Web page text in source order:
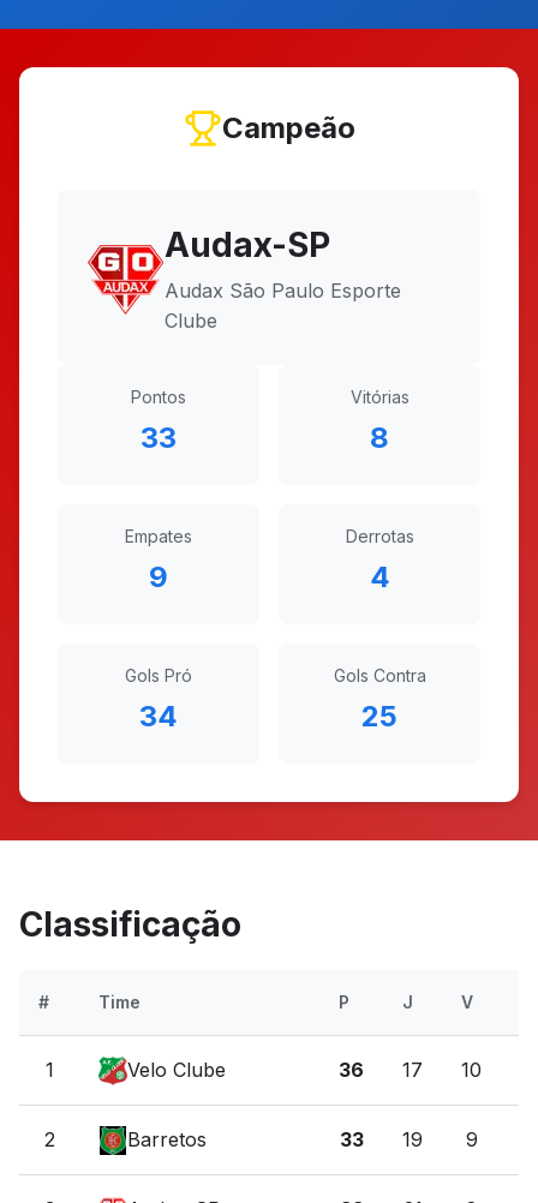
Campeão
Audax-SP
Audax São Paulo Esporte
Clube
Pontos
33
Vitórias
8
Empates
9
Derrotas
4
Gols Pró
34
Gols Contra
25
Classificação
# Time P J V
1 Velo Clube 36 17 10
2 Barretos 33 19 9